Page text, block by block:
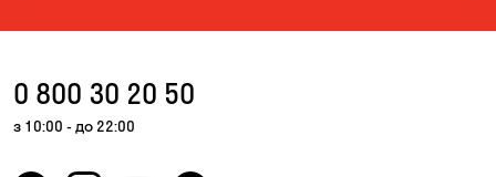
0 800 30 20 50
з 10:00 - до 22:00